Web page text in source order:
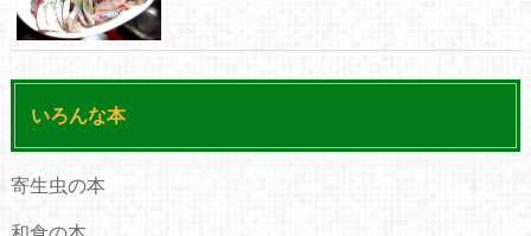
いろんな本
寄生虫の本
和食の本